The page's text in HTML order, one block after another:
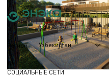
Регион Узбекистан
СОЦИАЛЬНЫЕ СЕТИ